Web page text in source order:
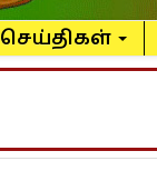
செய்திகள்